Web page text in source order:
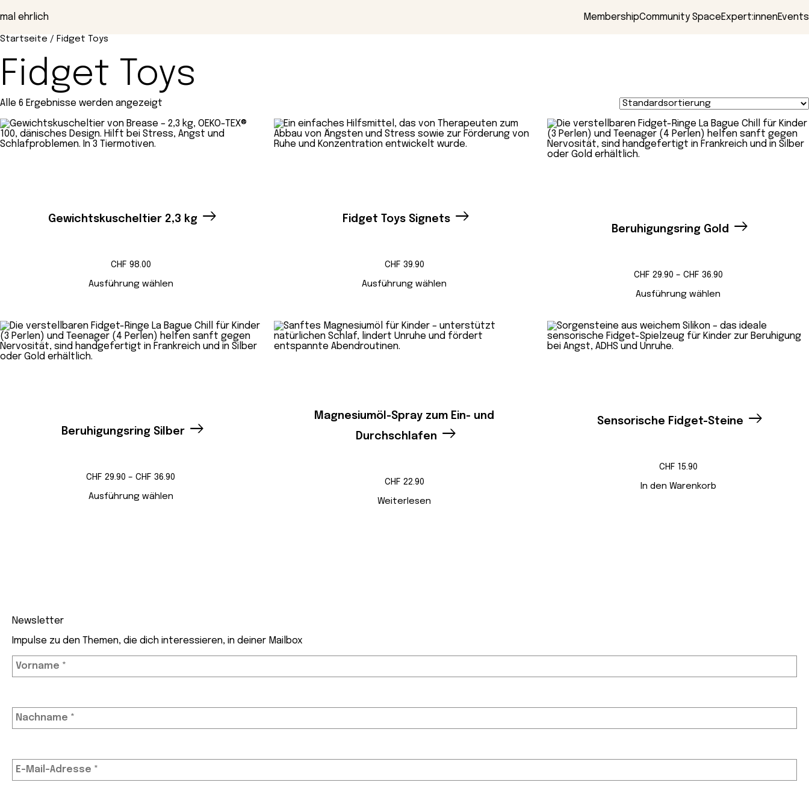
Inhalt
mal ehrlich MembershipCommunity SpaceExpert:innenEvents
Startseite / Fidget Toys
Fidget Toys
Alle 6 Ergebnisse werden angezeigt
Gewichtskuscheltier 2,3 kg
CHF 98.00
Ausführung wählen
Fidget Toys Signets
CHF 39.90
Ausführung wählen
Beruhigungsring Gold
CHF 29.90 – CHF 36.90Preisspanne:
Ausführung wählen
Beruhigungsring Silber
CHF 29.90 –CHF 36.90
Ausführung wählen
Magnesiumöl-Spray zum Ein- und
Durchschlafen
CHF 22.90
Weiterlesen
Sensorische Fidget-Steine
CHF 15.90
In den Warenkorb
Newsletter
Impulse zu den Themen, die dich interessieren, in deiner Mailbox